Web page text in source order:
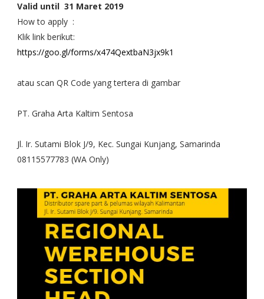
Valid until 31 Maret 2019
How to apply :
Klik link berikut:
https://goo.gl/forms/x474QextbaN3jx9k1
atau scan QR Code yang tertera di gambar
PT. Graha Arta Kaltim Sentosa
Jl. Ir. Sutami Blok J/9, Kec. Sungai Kunjang, Samarinda
08115577783 (WA Only)